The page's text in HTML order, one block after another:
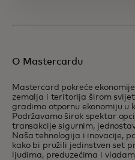
O Mastercardu
Mastercard pokreće
zemalja i teritorija širom
gradimo otpornu ekonomiju u
Podržavamo širok spektar
transakcije sigurnim,
Naša tehnologija i inovacije,
kako bi pružili jedinstven set
ljudima, preduzećima i